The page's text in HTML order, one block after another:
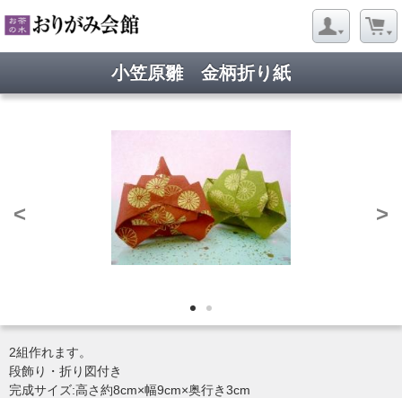
小笠原雛 金柄折り紙
< >
2組作れます。
段飾り・折り図付き
完成サイズ:高さ約8cm×幅9cm×奥行き3cm